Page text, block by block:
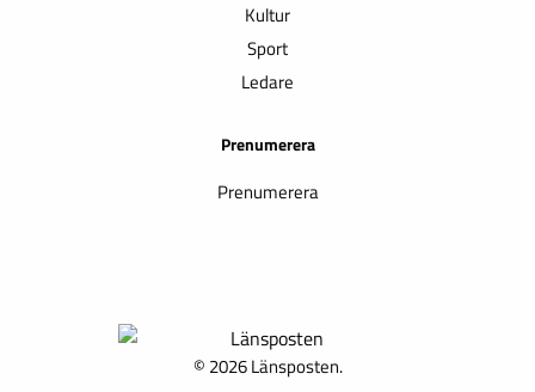
Kultur
Sport
Ledare
Prenumerera
Prenumerera
© 2026 Länsposten.